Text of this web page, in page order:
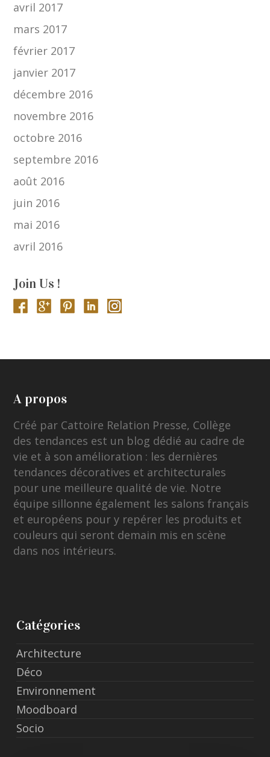
avril 2017
mars 2017
février 2017
janvier 2017
décembre 2016
novembre 2016
octobre 2016
septembre 2016
août 2016
juin 2016
mai 2016
avril 2016
Join Us !
A propos
Créé par Cattoire Relation Presse, Collège
des tendances est un blog dédié au cadre de
vie et à son amélioration : les dernières
tendances décoratives et architecturales
pour une meilleure qualité de vie. Notre
équipe sillonne également les salons français
et européens pour y repérer les produits et
couleurs qui seront demain mis en scène
dans nos intérieurs.
Catégories
Architecture
Déco
Environnement
Moodboard
Socio